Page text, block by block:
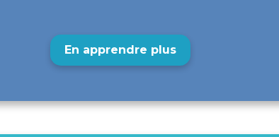
En apprendre plus